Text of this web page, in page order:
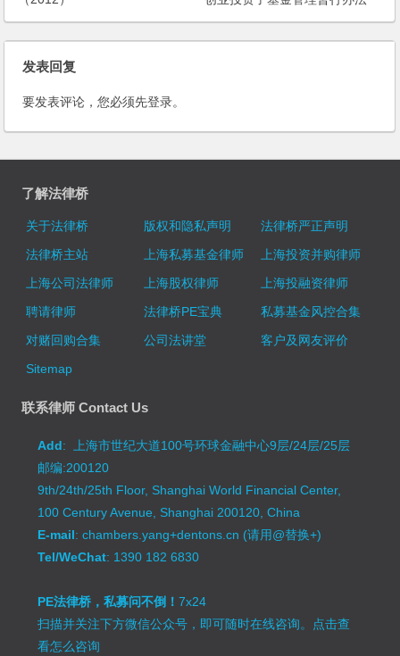
发表回复
要发表评论，您必须先登录。
了解法律桥
关于法律桥 版权和隐私声明
法律桥严正声明
法律桥主站
上海私募基金律师
上海投资并购律师
上海公司法律师
上海股权律师
上海投融资律师
聘请律师
法律桥PE宝典
私募基金风控合集
对赌回购合集
公司法讲堂
客户及网友评价
Sitemap
联系律师 Contact Us
Add: 上海市世纪大道100号环球金融中心9层/24层/25层
邮编:200120
9th/24th/25th Floor, Shanghai World Financial Center,
100 Century Avenue, Shanghai 200120, China
E-mail: chambers.yang+dentons.cn (请用@替换+)
Tel/WeChat: 1390 182 6830
PE法律桥，私募问不倒！7x24
扫描并关注下方微信公众号，即可随时在线咨询。 点击查
看怎么咨询